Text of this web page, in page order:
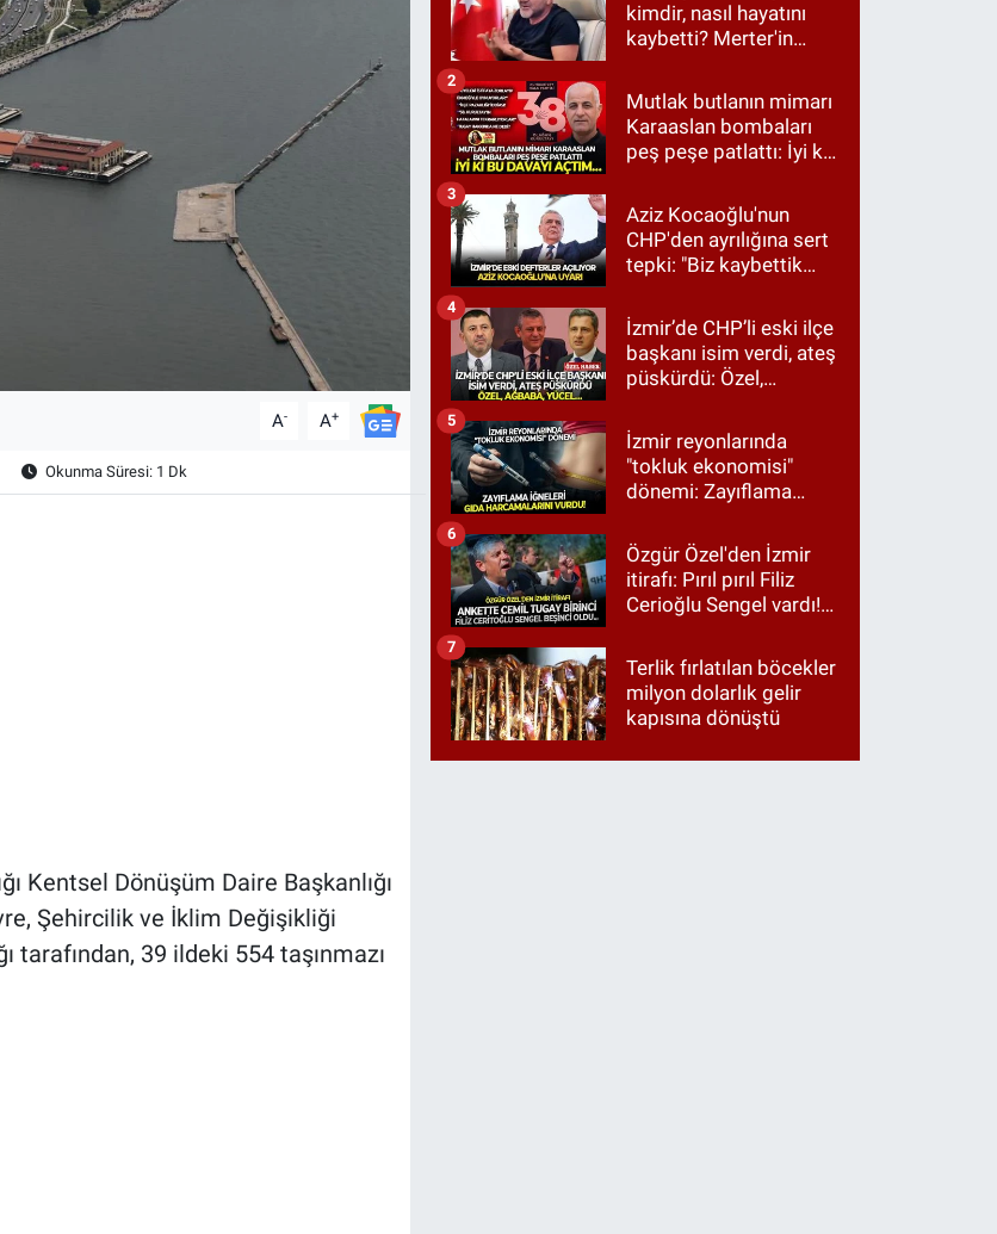
A- A+
Okunma Süresi: 1 Dk
Kentsel Dönüşüm Daire Başkanlığı
Şehircilik ve İklim Değişikliği
tarafından, 39 ildeki 554 taşınmazı
kimdir, nasıl hayatını
kaybetti? Merter'in
mesajı
Mutlak butlanın mimarı
Karaaslan bombaları
peş peşe patlattı: İyi ki
2
Aziz Kocaoğlu'nun
CHP'den ayrılığına sert
tepki: "Biz kaybettik
etmedik"
3
İzmir’de CHP’li eski ilçe
başkanı isim verdi, ateş
püskürdü: Özel,
4
İzmir reyonlarında
"tokluk ekonomisi"
dönemi: Zayıflama
harcamalarını vurdu!
5
Özgür Özel'den İzmir
itirafı: Pırıl pırıl Filiz
Cerioğlu Sengel vardı!
Tugay birinci çıktı
6
Terlik fırlatılan böcekler
milyon dolarlık gelir
kapısına dönüştü
7